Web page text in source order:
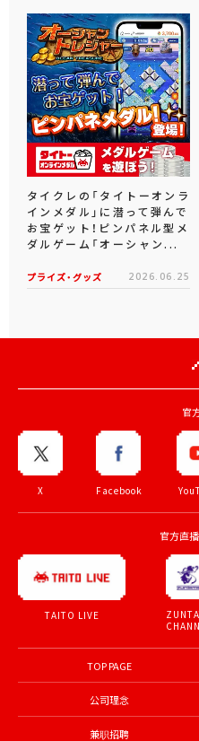
タイクレの「タイトーオンラ
インメダル」に潜って弾んで
お宝ゲット！ピンパネル型メ
ダルゲーム「オーシャン...
プライズ・グッズ 2026.06.25
官
X Facebook
官方直
TAITO LIVE
TOP PAGE
公司理念
兼职招聘